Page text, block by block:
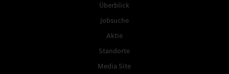
Überblick
Jobsuche
Aktie
Standorte
Media Site